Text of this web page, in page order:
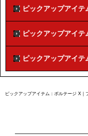
ピックアップアイテ
ピックアップアイテ
ピックアップアイテ
ピックアップアイテム：ボルテージ X